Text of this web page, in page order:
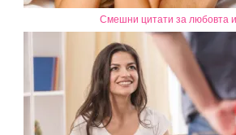
Смешни цитати за любовта и